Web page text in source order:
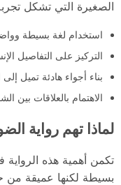
الصغيرة التي تشكل
استخدام لغة بسيطة
التركيز على التفاصيل
بناء أجواء هادئة تميل إلى
الاهتمام بالعلاقات بين
لماذا تهم رواية
تكمن أهمية هذه
بسيطة لكنها عميقة من